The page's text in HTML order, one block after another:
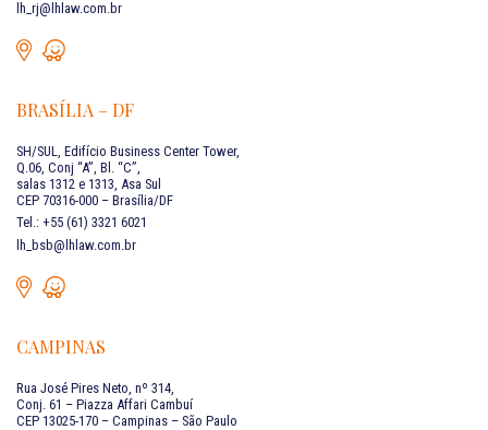
lh_rj@lhlaw.com.br
BRASÍLIA – DF
SH/SUL, Edifício Business Center Tower,
Q.06, Conj “A”, Bl. “C”,
salas 1312 e 1313, Asa Sul
CEP 70316-000 – Brasília/DF
Tel.: +55 (61) 3321 6021
lh_bsb@lhlaw.com.br
CAMPINAS
Rua José Pires Neto, nº 314,
Conj. 61 – Piazza Affari Cambuí
CEP 13025-170 – Campinas – São Paulo